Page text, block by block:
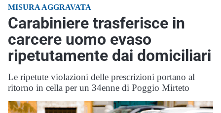
MISURA AGGRAVATA
Carabiniere trasferisce in
carcere uomo evaso
ripetutamente dai domiciliari
Le ripetute violazioni delle prescrizioni portano al
ritorno in cella per un 34enne di Poggio Mirteto